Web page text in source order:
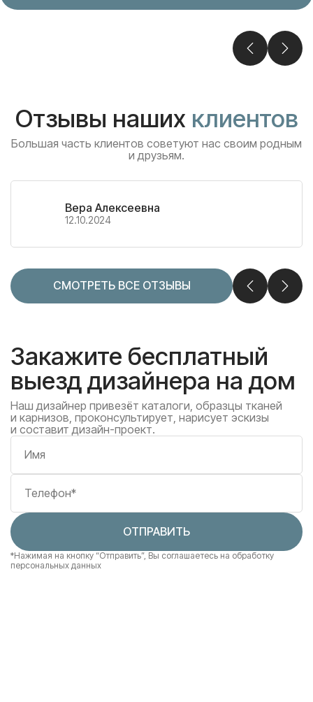
Отзывы наших клиентов
Большая часть клиентов советуют нас своим родным
и друзьям.
Вера Алексеевна
12.10.2024
СМОТРЕТЬ ВСЕ ОТЗЫВЫ
Закажите бесплатный
выезд дизайнера на дом
Наш дизайнер привезёт каталоги, образцы тканей
и карнизов, проконсультирует, нарисует эскизы
и составит дизайн-проект.
Имя
Телефон*
ОТПРАВИТЬ
*Нажимая на кнопку “Отправить”, Вы соглашаетесь на обработку
персональных данных